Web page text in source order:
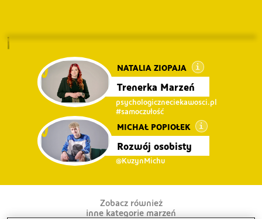
Trenerka Marzeń
NATALIA ZIOPAJA
psychologiczneciekawosci.pl
#samoczułość
Rozwój osobisty
MICHAŁ POPIOŁEK
@KuzynMichu
Zobacz również
inne kategorie marzeń